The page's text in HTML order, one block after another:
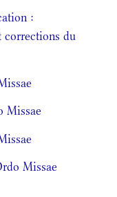
:
corrections du
Missae
Missae